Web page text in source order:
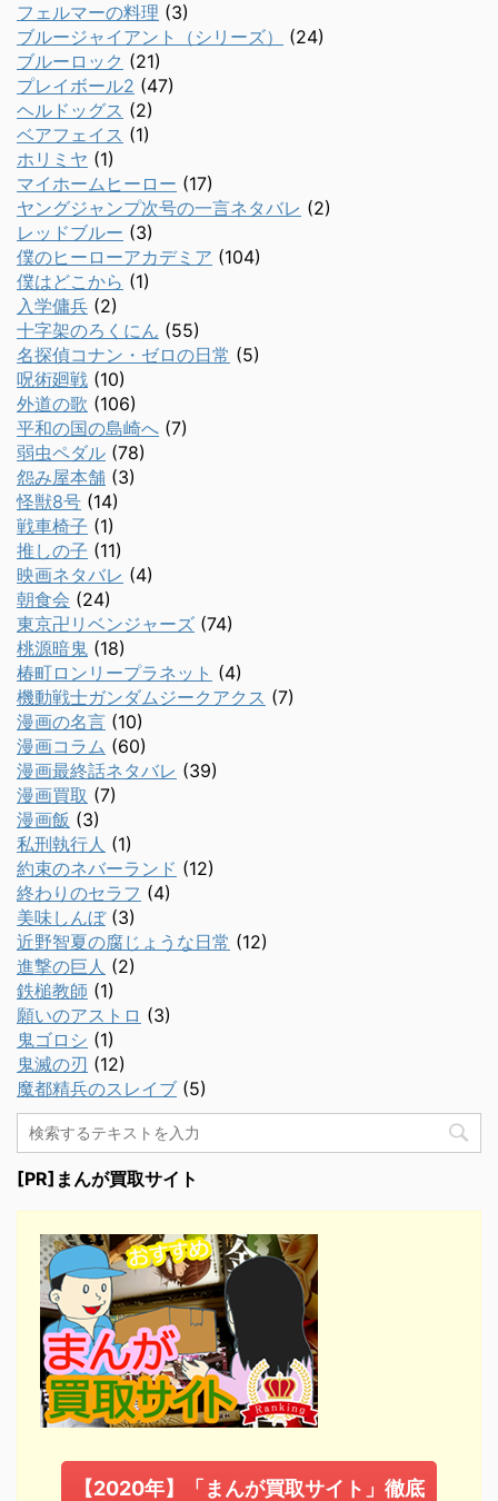
フェルマーの料理 (3)
ブルージャイアント（シリーズ）
(24)
ブルーロック (21)
プレイボール2 (47)
ヘルドッグス (2)
ベアフェイス (1)
ホリミヤ (1)
マイホームヒーロー (17)
ヤングジャンプ次号の一言ネタバレ (2)
レッドブルー (3)
僕のヒーローアカデミア (104)
僕はどこから (1)
入学傭兵 (2)
十字架のろくにん (55)
名探偵コナン・ゼロの日常 (5)
呪術廻戦 (10)
外道の歌 (106)
平和の国の島崎へ (7)
弱虫ペダル (78)
怨み屋本舗 (3)
怪獣8号 (14)
戦車椅子 (1)
推しの子 (11)
映画ネタバレ (4)
朝食会 (24)
東京卍リベンジャーズ (74)
桃源暗鬼 (18)
椿町ロンリープラネット (4)
機動戦士ガンダムジークアクス (7)
漫画の名言 (10)
漫画コラム (60)
漫画最終話ネタバレ (39)
漫画買取 (7)
漫画飯 (3)
私刑執行人 (1)
約束のネバーランド (12)
終わりのセラフ (4)
美味しんぼ(3)
近野智夏の腐じょうな日常 (12)
進撃の巨人 (2)
鉄槌教師 (1)
願いのアストロ (3)
鬼ゴロシ (1)
鬼滅の刃 (12)
魔都精兵のスレイブ (5)
[PR]まんが買取サイト
【2020年】「まんが買取サイト」徹底